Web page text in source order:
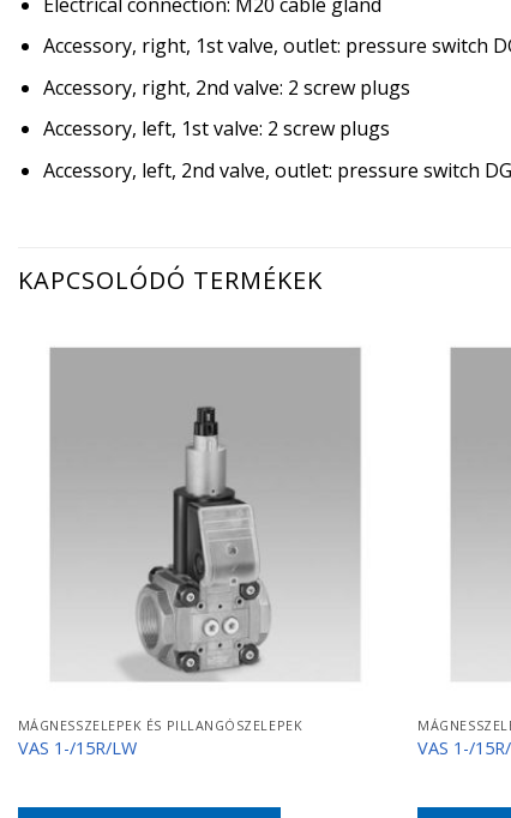
Accessory, right, 1st valve, outlet: pressure switch
Accessory, right, 2nd valve: 2 screw plugs
Accessory, left, 1st valve: 2 screw plugs
Accessory, left, 2nd valve, outlet: pressure switch
KAPCSOLÓDÓ TERMÉKEK
MÁGNESSZELEPEK ÉS PILLANGÓSZELEPEK
VAS 1-/15R/LW VAS 1-/